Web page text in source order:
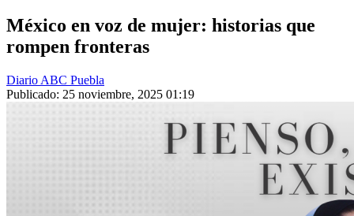
México en voz de mujer: historias que
rompen fronteras
Diario ABC Puebla
Publicado: 25 noviembre, 2025 01:19